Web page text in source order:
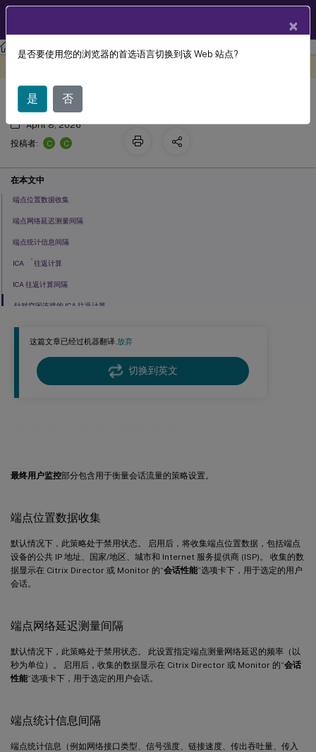
Citrix Virtual Apps and Desktops7 2511 参考
这篇文章已经过机器翻译.放弃
切换到英文
最终用户监控部分包含用于衡量会话流量的策略设置。
端点位置数据收集
默认情况下，此策略处于禁用状态。 启用后，将收集端点位置数据，包括端点
设备的公共 IP 地址、国家/地区、城市和 Internet 服务提供商 (ISP)。 收集的数
据显示在 Citrix Director 或 Monitor 的“会话性能”选项卡下，用于选定的用户
会话。
端点网络延迟测量间隔
默认情况下，此策略处于禁用状态。 此设置指定端点测量网络延迟的频率（以
秒为单位）。 启用后，收集的数据显示在 Citrix Director 或 Monitor 的“会话
性能”选项卡下，用于选定的用户会话。
端点统计信息间隔
端点统计信息（例如网络接口类型、信号强度、链接速度、传出吞吐量、传入
最终用户监控策略设置
April 8, 2026
投稿者:
C C
在本文中
端点位置数据收集
端点网络延迟测量间隔
端点统计信息间隔
ICA ® 往返计算
ICA 往返计算间隔
针对空闲连接的 ICA 往返计算
×
是否要使用您的浏览器的首选语言切换到该 Web 站点?
是 否